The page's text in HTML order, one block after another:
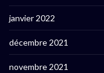
janvier 2022
décembre 2021
novembre 2021